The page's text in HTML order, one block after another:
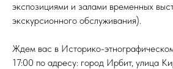
экспозициями и залами временных
экскурсионного обслуживания).
Ждем вас в Историко-
17:00 по адресу: город Ирбит, улица